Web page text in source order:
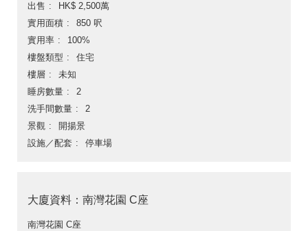
出售
HK$ 2,500萬
實用面積
850 呎
實用率
100%
樓盤類型
住宅
樓層
未知
睡房數量
2
洗手間數量
2
景觀
開揚景
設施／配套
停車場
大廈資料：南灣花園 C座
南灣花園 C座